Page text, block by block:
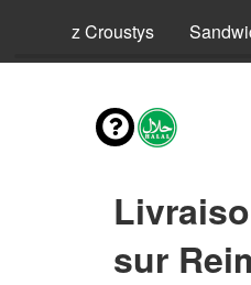
Riz Croustys
sur